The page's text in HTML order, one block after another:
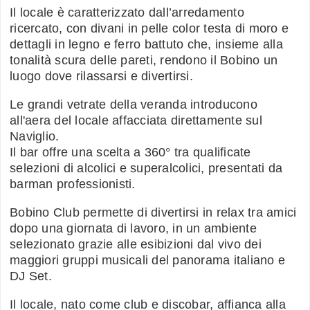
Il locale è caratterizzato dall’arredamento
ricercato, con divani in pelle color testa di moro e
dettagli in legno e ferro battuto che, insieme alla
tonalità scura delle pareti, rendono il Bobino un
luogo dove rilassarsi e divertirsi.
Le grandi vetrate della veranda introducono
all'aera del locale affacciata direttamente sul
Naviglio.
Il bar offre una scelta a 360° tra qualificate
selezioni di alcolici e superalcolici, presentati da
barman professionisti.
Bobino Club permette di divertirsi in relax tra amici
dopo una giornata di lavoro, in un ambiente
selezionato grazie alle esibizioni dal vivo dei
maggiori gruppi musicali del panorama italiano e
DJ Set.
Il locale, nato come club e discobar, affianca alla